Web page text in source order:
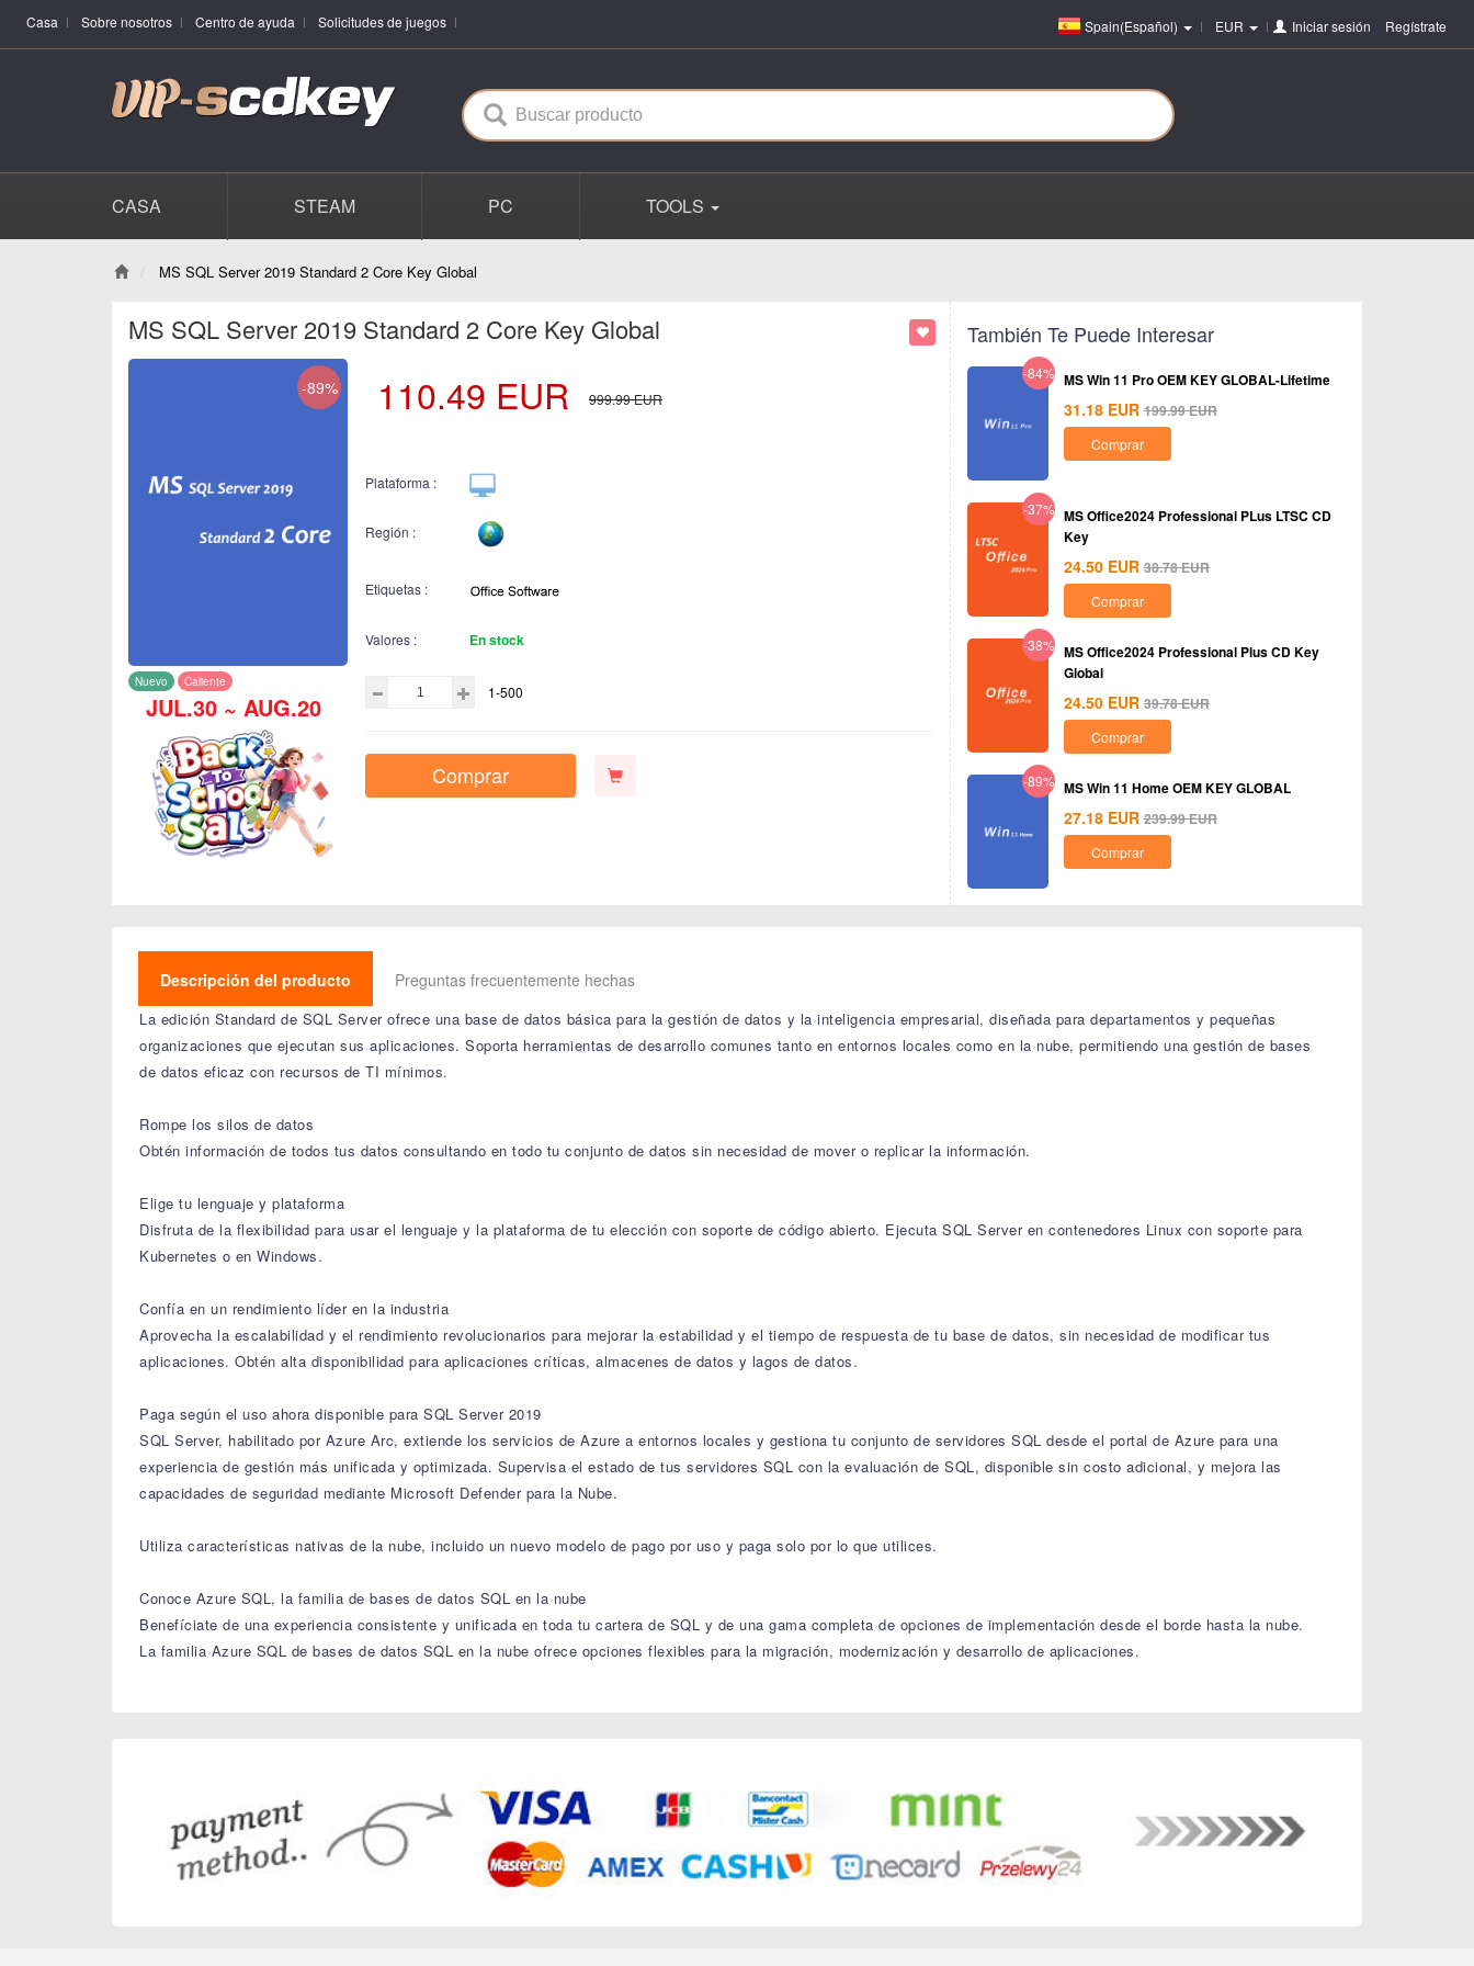
Casa Sobre nosotros Centro de ayuda Solicitudes de juegos Spain(Español) EUR Iniciar sesión o Regístrate
CASA STEAM PC TOOLS
MS SQL Server 2019 Standard 2 Core Key Global
MS SQL Server 2019 Standard 2 Core Key Global
-89%
JUL.30 ~ AUG.20
Nuevo Caliente
110.49 EUR 999.99EUR
Plataforma :
Región :
Etiquetas :
Valores : En stock
1-500
Comprar
También Te Puede Interesar
-84% MS Win 11 Pro OEM KEY GLOBAL-Lifetime
31.18 EUR 199.99EUR
Comprar
-37% MS Office2024 Professional PLus LTSC CD
Key
24.50 EUR 38.78EUR
Comprar
-38% MS Office2024 Professional Plus CD Key
Global
24.50 EUR 39.78EUR
Comprar
-89% MS Win 11 Home OEM KEY GLOBAL
27.18 EUR 239.99EUR
Comprar
Descripción del producto Preguntas frecuentemente hechas
La edición Standard de SQL Server ofrece una base de datos básica para la gestión de datos y la inteligencia empresarial, diseñada para departamentos y pequeñas
organizaciones que ejecutan sus aplicaciones. Soporta herramientas de desarrollo comunes tanto en entornos locales como en la nube, permitiendo una gestión de bases
de datos eficaz con recursos de TI mínimos.
Rompe los silos de datos
Obtén información de todos tus datos consultando en todo tu conjunto de datos sin necesidad de mover o replicar la información.
Elige tu lenguaje y plataforma
Disfruta de la flexibilidad para usar el lenguaje y la plataforma de tu elección con soporte de código abierto. Ejecuta SQL Server en contenedores Linux con soporte para
Kubernetes o en Windows.
Confía en un rendimiento líder en la industria
Aprovecha la escalabilidad y el rendimiento revolucionarios para mejorar la estabilidad y el tiempo de respuesta de tu base de datos, sin necesidad de modificar tus
aplicaciones. Obtén alta disponibilidad para aplicaciones críticas, almacenes de datos y lagos de datos.
Paga según el uso ahora disponible para SQL Server 2019
SQL Server, habilitado por Azure Arc, extiende los servicios de Azure a entornos locales y gestiona tu conjunto de servidores SQL desde el portal de Azure para una
experiencia de gestión más unificada y optimizada. Supervisa el estado de tus servidores SQL con la evaluación de SQL, disponible sin costo adicional, y mejora las
capacidades de seguridad mediante Microsoft Defender para la Nube.
Utiliza características nativas de la nube, incluido un nuevo modelo de pago por uso y paga solo por lo que utilices.
Conoce Azure SQL, la familia de bases de datos SQL en la nube
Benefíciate de una experiencia consistente y unificada en toda tu cartera de SQL y de una gama completa de opciones de implementación desde el borde hasta la nube.
La familia Azure SQL de bases de datos SQL en la nube ofrece opciones flexibles para la migración, modernización y desarrollo de aplicaciones.​